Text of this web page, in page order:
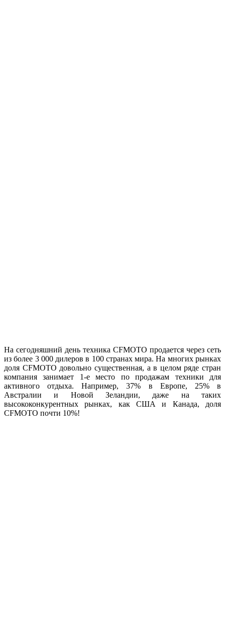
На сегодняшний день техника CFMOTO продается через сеть
из более 3 000 дилеров в 100 странах мира. На многих рынках
доля CFMOTO довольно существенная, а в целом ряде стран
компания занимает 1-е место по продажам техники для
активного отдыха. Например, 37% в Европе, 25% в
Австралии и Новой Зеландии, даже на таких
высококонкурентных рынках, как США и Канада, доля
CFMOTO почти 10%!